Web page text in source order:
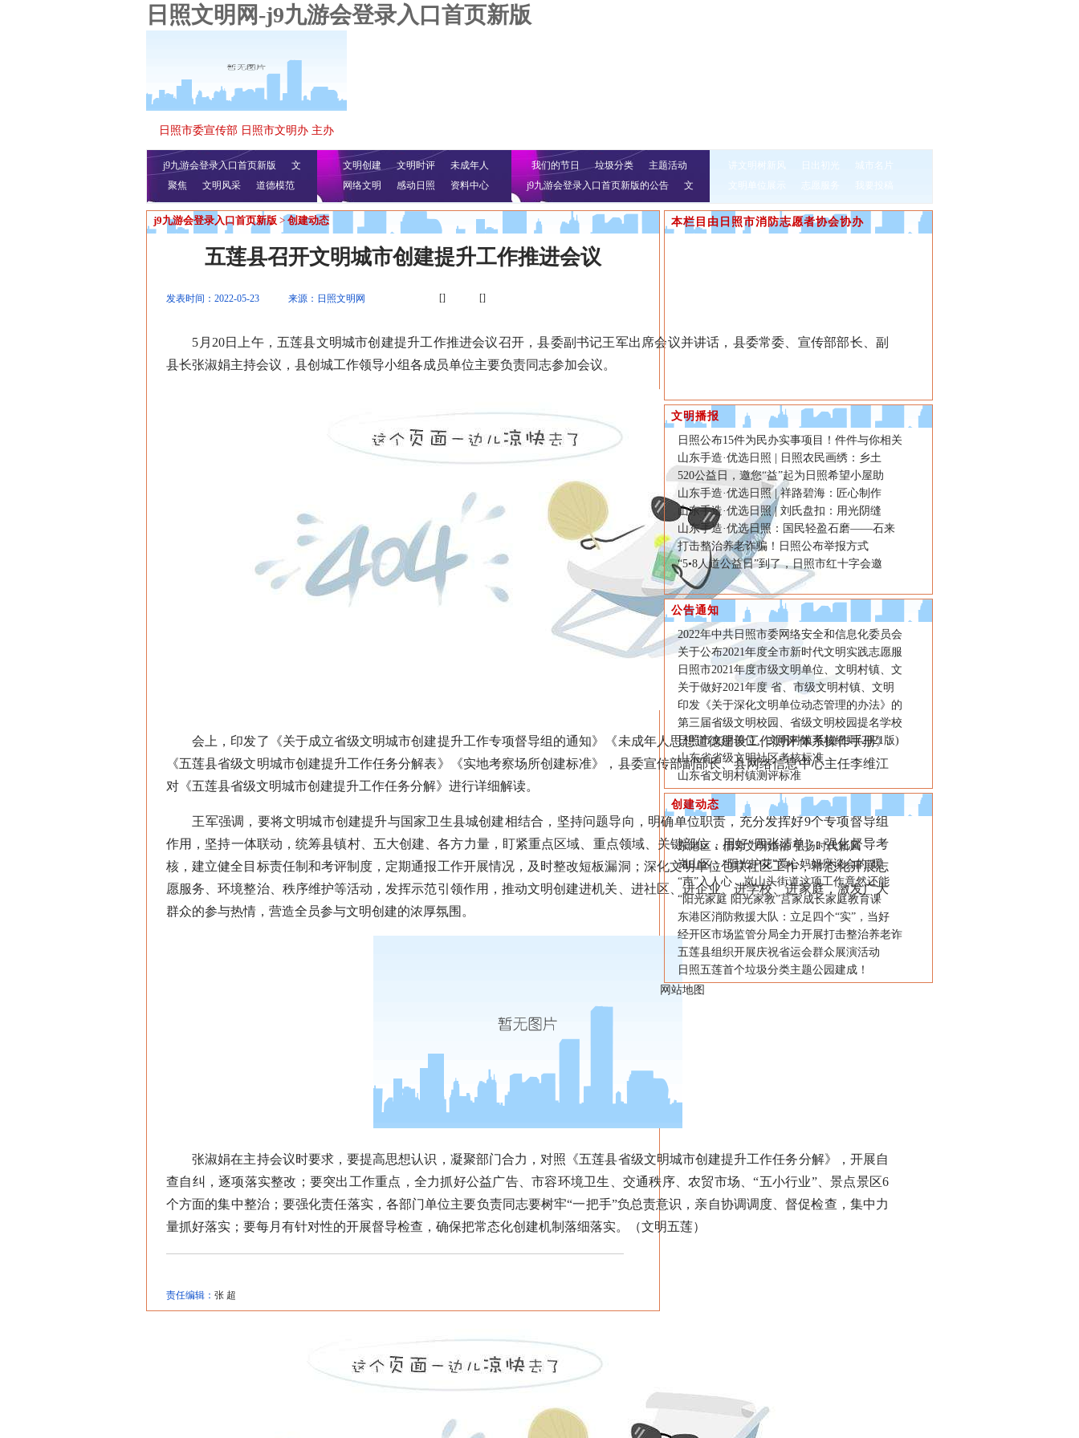
日照文明网-j9九游会登录入口首页新版
日照市委宣传部 日照市文明办 主办
j9九游会登录入口首页新版
文
明播报
公益视频
聚焦 文明风采 道德模范
文明创建 文明时评
未成年人
网络文明
感动日照 资料中心
我们的节日 垃圾分类
主题活动
j9九游会登录入口首页新版的公告
文
明行动
讲文明树新风 日出初光
城市名片
文明单位展示
志愿服务 我要投稿
j9九游会登录入口首页新版 > 创建动态
五莲县召开文明城市创建提升工作推进会议
发表时间：2022-05-23 来源：日照文明网 [] []
5月20日上午，五莲县文明城市创建提升工作推进会议召开，县委副书记王军出席会议并讲话，县委常委、宣传部部长、副
县长张淑娟主持会议，县创城工作领导小组各成员单位主要负责同志参加会议。
会上，印发了《关于成立省级文明城市创建提升工作专项督导组的通知》《未成年人思想道德建设工作测评体系操作手册》
《五莲县省级文明城市创建提升工作任务分解表》《实地考察场所创建标准》，县委宣传部副部长、县网络信息中心主任李维江
对《五莲县省级文明城市创建提升工作任务分解》进行详细解读。
王军强调，要将文明城市创建提升与国家卫生县城创建相结合，坚持问题导向，明确单位职责，充分发挥好9个专项督导组
作用，坚持一体联动，统筹县镇村、五大创建、各方力量，盯紧重点区域、重点领域、关键部位，用好“四张清单”；强化督导考
核，建立健全目标责任制和考评制度，定期通报工作开展情况，及时整改短板漏洞；深化文明单位包联社区工作，常态化开展志
愿服务、环境整治、秩序维护等活动，发挥示范引领作用，推动文明创建进机关、进社区、进企业、进学校、进家庭，激发广大
群众的参与热情，营造全员参与文明创建的浓厚氛围。
张淑娟在主持会议时要求，要提高思想认识，凝聚部门合力，对照《五莲县省级文明城市创建提升工作任务分解》，开展自
查自纠，逐项落实整改；要突出工作重点，全力抓好公益广告、市容环境卫生、交通秩序、农贸市场、“五小行业”、景点景区6
个方面的集中整治；要强化责任落实，各部门单位主要负责同志要树牢“一把手”负总责意识，亲自协调调度、督促检查，集中力
量抓好落实；要每月有针对性的开展督导检查，确保把常态化创建机制落细落实。（文明五莲）
责任编辑： 张 超
本栏目由日照市消防志愿者协会协办
文明播报
日照公布15件为民办实事项目！件件与你相关
山东手造·优选日照 | 日照农民画绣：乡土
520公益日，邀您“益”起为日照希望小屋助
山东手造·优选日照 | 祥路碧海：匠心制作
山东手造·优选日照 | 刘氏盘扣：用光阴缝
山东手造·优选日照：国民轻盈石磨——石来
打击整治养老诈骗！日照公布举报方式
“5•8人道公益日”到了，日照市红十字会邀
公告通知
2022年中共日照市委网络安全和信息化委员会
关于公布2021年度全市新时代文明实践志愿服
日照市2021年度市级文明单位、文明村镇、文
关于做好2021年度 省、市级文明村镇、文明
印发《关于深化文明单位动态管理的办法》的
第三届省级文明校园、省级文明校园提名学校
日照市文明单位、文明村镇考核细则(2021版)
山东省省级文明社区考核标准
山东省文明村镇测评标准
创建动态
东港区：倡导文明婚俗 弘扬时代新风
岚山区：“阳光护花”爱心妈妈座谈会的“暖
“声”入人心，岚山头街道这项工作竟然还能
“阳光家庭 阳光家教”莒家成长家庭教育课
东港区消防救援大队：立足四个“实”，当好
经开区市场监管分局全力开展打击整治养老诈
五莲县组织开展庆祝省运会群众展演活动
日照五莲首个垃圾分类主题公园建成！
网站地图